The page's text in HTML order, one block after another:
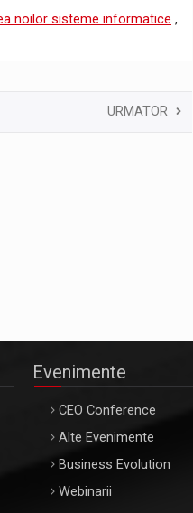
noilor sisteme informatice ,
URMATOR
Evenimente
CEO Conference
Alte Evenimente
Business Evolution
Webinarii